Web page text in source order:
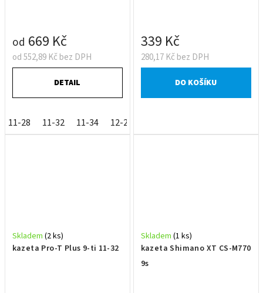
od 552,89 Kč bez DPH
od 669 Kč
DETAIL
11-28 11-32 11-34 12-23
280,17 Kč bez DPH
339 Kč
DO KOŠÍKU
kazeta Pro-T Plus 9-ti 11-32
Skladem (2 ks)
kazeta Shimano XT CS-M770
9s
Skladem (1 ks)